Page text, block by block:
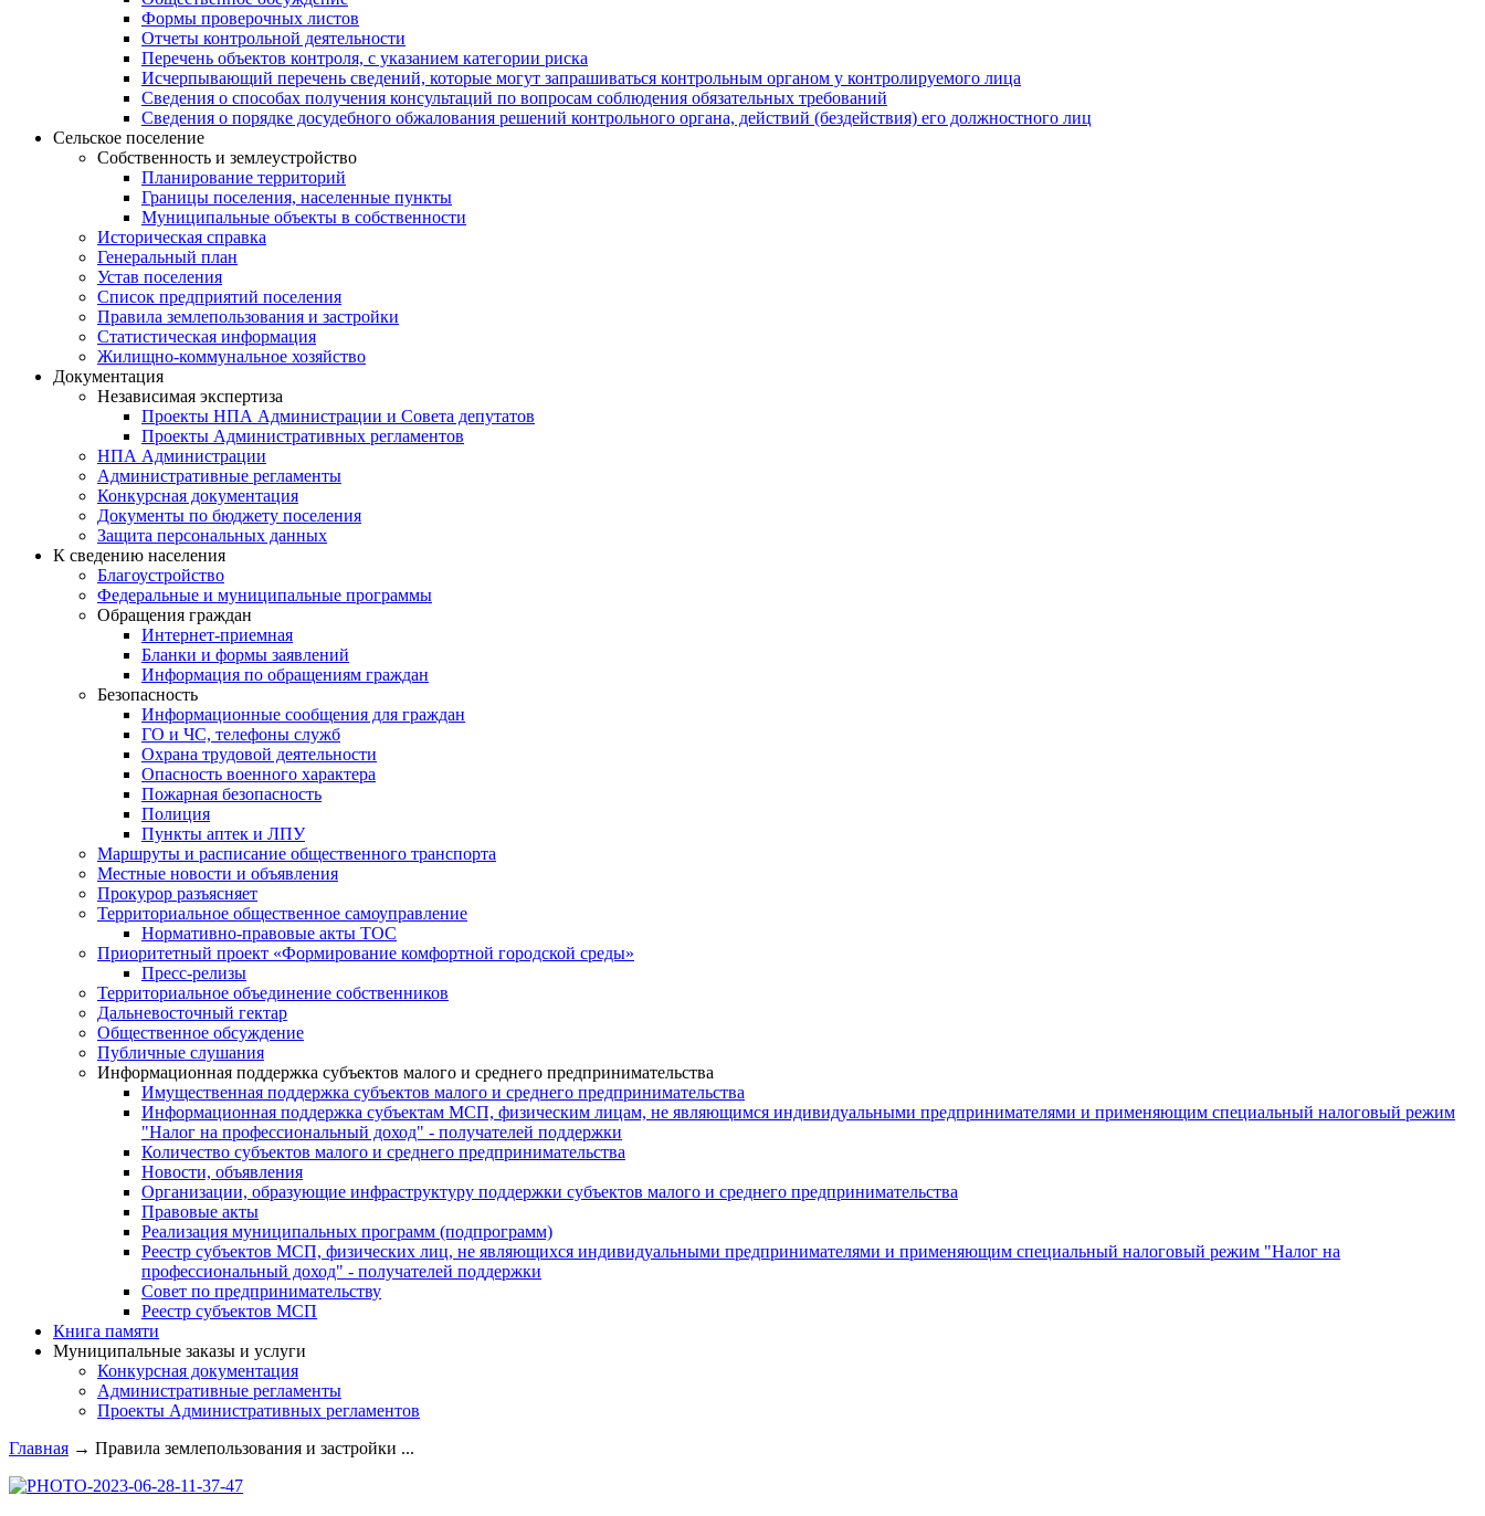
Формы проверочных листов
Отчеты контрольной деятельности
Перечень объектов контроля, с указанием категории риска
Исчерпывающий перечень сведений, которые могут запрашиваться контрольным органом у контролируемого лица
Сведения о способах получения консультаций по вопросам соблюдения обязательных требований
Сведения о порядке досудебного обжалования решений контрольного органа, действий (бездействия) его должностного лиц
Сельское поселение
Собственность и землеустройство
Планирование территорий
Границы поселения, населенные пункты
Муниципальные объекты в собственности
Историческая справка
Генеральный план
Устав поселения
Список предприятий поселения
Правила землепользования и застройки
Статистическая информация
Жилищно-коммунальное хозяйство
Документация
Независимая экспертиза
Проекты НПА Администрации и Совета депутатов
Проекты Административных регламентов
НПА Администрации
Административные регламенты
Конкурсная документация
Документы по бюджету поселения
Защита персональных данных
К сведению населения
Благоустройство
Федеральные и муниципальные программы
Обращения граждан
Интернет-приемная
Бланки и формы заявлений
Информация по обращениям граждан
Безопасность
Информационные сообщения для граждан
ГО и ЧС, телефоны служб
Охрана трудовой деятельности
Опасность военного характера
Пожарная безопасность
Полиция
Пункты аптек и ЛПУ
Маршруты и расписание общественного транспорта
Местные новости и объявления
Прокурор разъясняет
Территориальное общественное самоуправление
Нормативно-правовые акты ТОС
Приоритетный проект «Формирование комфортной городской среды»
Пресс-релизы
Территориальное объединение собственников
Дальневосточный гектар
Общественное обсуждение
Публичные слушания
Информационная поддержка субъектов малого и среднего предпринимательства
Имущественная поддержка субъектов малого и среднего предпринимательства
Информационная поддержка субъектам МСП, физическим лицам, не являющимся индивидуальными предпринимателями и применяющим специальный налоговый режим
"Налог на профессиональный доход" - получателей поддержки
Количество субъектов малого и среднего предпринимательства
Новости, объявления
Организации, образующие инфраструктуру поддержки субъектов малого и среднего предпринимательства
Правовые акты
Реализация муниципальных программ (подпрограмм)
Реестр субъектов МСП, физических лиц, не являющихся индивидуальными предпринимателями и применяющим специальный налоговый режим "Налог на
профессиональный доход" - получателей поддержки
Совет по предпринимательству
Реестр субъектов МСП
Книга памяти
Муниципальные заказы и услуги
Конкурсная документация
Административные регламенты
Проекты Административных регламентов
Главная → Правила землепользования и застройки ...